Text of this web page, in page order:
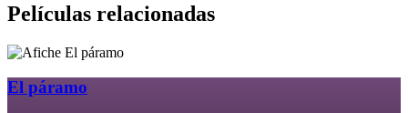
Películas relacionadas
El páramo